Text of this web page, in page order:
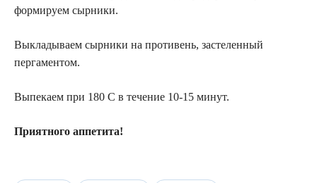
формируем сырники.
Выкладываем сырники на противень, застеленный
пергаментом.
Выпекаем при 180 С в течение 10-15 минут.
Приятного аппетита!